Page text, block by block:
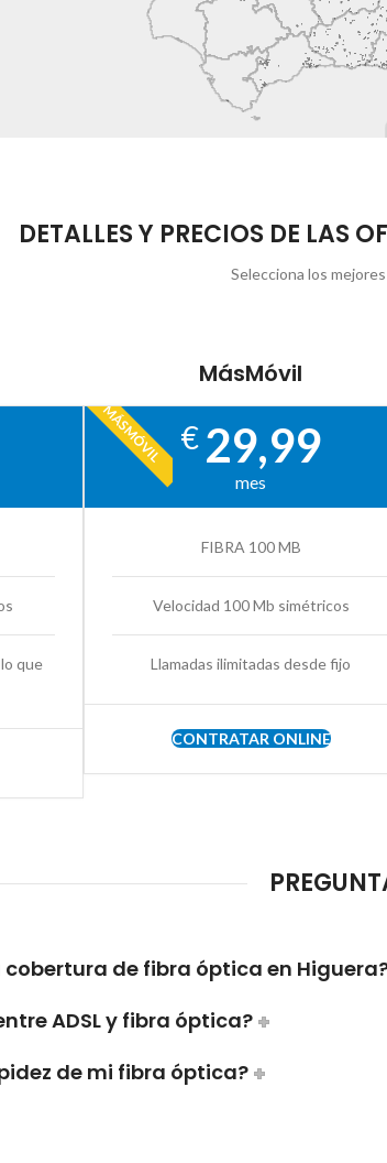
DETALLES Y PRECIOS DE LAS
Selecciona los
que
MásMóvil
MÁSMÓVIL € 29,99
mes
FIBRA 100 MB
Velocidad 100 Mb simétricos
Llamadas ilimitadas desde fijo
CONTRATAR ONLINE
de fibra óptica en
ADSL y fibra óptica?
de mi fibra óptica?